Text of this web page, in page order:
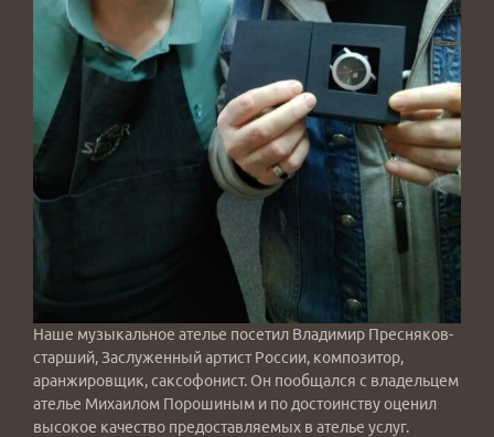
Наше музыкальное ателье посетил Владимир Пресняков-
старший, Заслуженный артист России, композитор,
аранжировщик, саксофонист. Он пообщался с владельцем
ателье Михаилом Порошиным и по достоинству оценил
высокое качество предоставляемых в ателье услуг.